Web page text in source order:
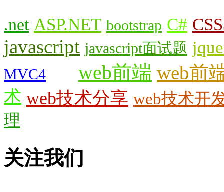
.net ASP.NET bootstrap C#
javascript javascript面试题
MVC4 web前端 web前
术 web技术分享 web技术开
理
关注我们